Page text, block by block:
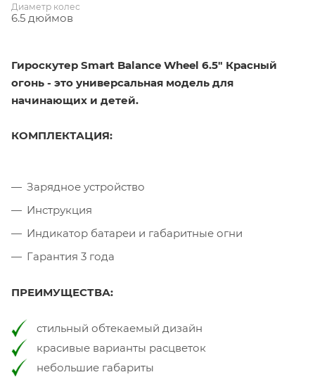
Диаметр колес
6.5 дюймов
Гироскутер Smart Balance Wheel 6.5" Красный
огонь - это универсальная модель для
начинающих и детей.
КОМПЛЕКТАЦИЯ:
Зарядное устройство
Инструкция
Индикатор батареи и габаритные огни
Гарантия 3 года
ПРЕИМУЩЕСТВА:
стильный обтекаемый дизайн
красивые варианты расцветок
небольшие габариты